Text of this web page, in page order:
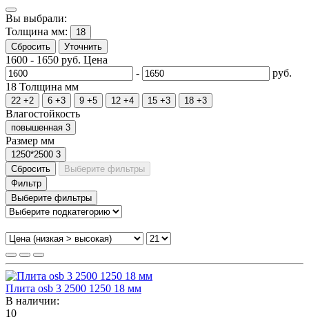
Вы выбрали:
Толщина мм:
18
Сбросить
Уточнить
1600 - 1650 руб. Цена
-
руб.
18 Толщина мм
22 +2 6 +3 9 +5 12 +4 15 +3 18 +3
Влагостойкость
повышенная 3
Размер мм
1250*2500 3
Сбросить
Выберите фильтры
Фильтр
Выберите фильтры
Плита osb 3 2500 1250 18 мм
В наличии:
10